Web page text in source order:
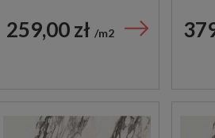
259,00 zł m2